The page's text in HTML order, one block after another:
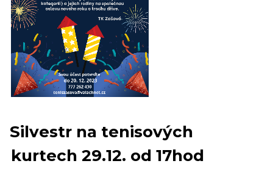
Silvestr na tenisových
kurtech 29.12. od 17hod